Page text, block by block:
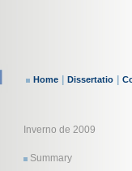
Home Dissertatio
Inverno de 2009
Summary